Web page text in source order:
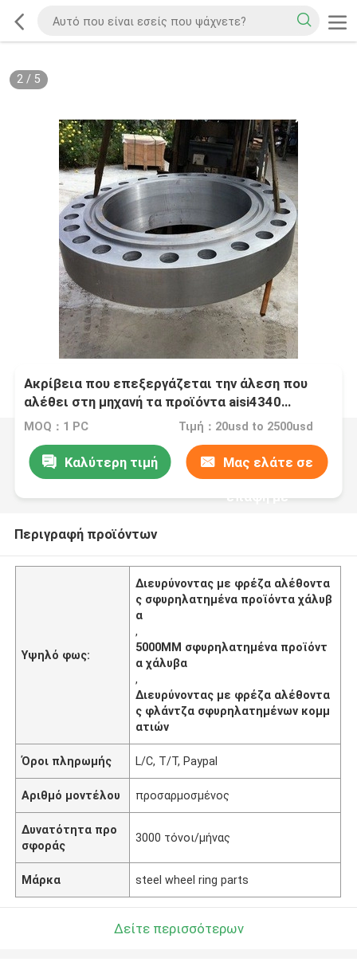
2/ 5
Ακρίβεια που επεξεργάζεται την άλεση που
αλέθει στη μηχανή τα προϊόντα aisi4340
aisi4140 Wheelring
MOQ：1 PC Τιμή：20usd to 2500usd
Καλύτερη τιμή Μας ελάτε σε
επαφή με
Περιγραφή προϊόντων
Υψηλό φως:
Διευρύνοντας με φρέζα αλέθοντα
ς σφυρηλατημένα προϊόντα χάλυβ
α
,
5000MM σφυρηλατημένα προϊόντ
α χάλυβα
,
Διευρύνοντας με φρέζα αλέθοντα
ς φλάντζα σφυρηλατημένων κομμ
ατιών
Όροι πληρωμής L/C, T/T, Paypal
Αριθμό μοντέλου προσαρμοσμένος
Δυνατότητα προ
σφοράς
3000 τόνοι/μήνας
Μάρκα steel wheel ring parts
Δείτε περισσότερων